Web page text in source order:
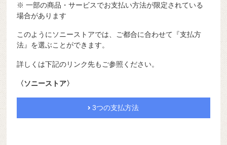
※ 一部の商品・サービスでお支払い方法が限定されている
場合があります
このようにソニーストアでは、ご都合に合わせて『支払方
法』を選ぶことができます。
詳しくは下記のリンク先もご参照ください。
〈ソニーストア〉
3つの支払方法